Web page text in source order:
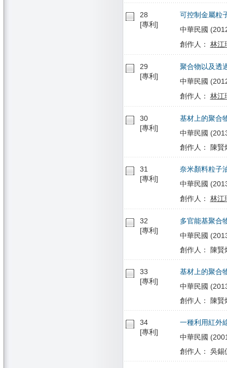
28
[專利]
可控制金屬粒
中華民國
創作人： 林江
29
[專利]
聚合物以及透
中華民國
創作人： 林江
30
[專利]
基材上的聚合
中華民國
創作人： 陳賢
31
[專利]
奈米顏料粒子
中華民國
創作人： 林江
32
[專利]
多官能基聚合
中華民國
創作人： 陳賢
33
[專利]
基材上的聚合
中華民國
創作人： 陳賢
34
[專利]
一種利用紅外
中華民國
創作人： 吳錫